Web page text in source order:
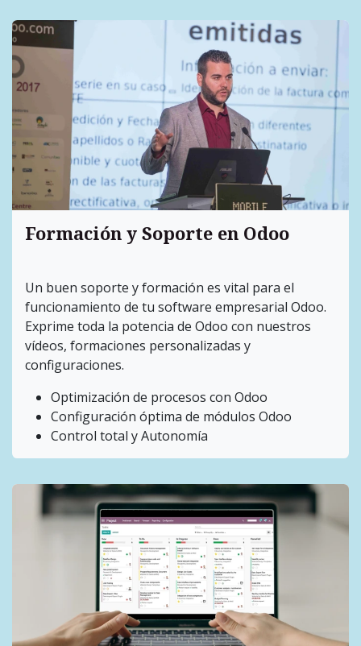
Formación y Soporte en Odoo
Un buen soporte y formación es vital para el
funcionamiento de tu software empresarial Odoo.
Exprime toda la potencia de Odoo con nuestros
vídeos, formaciones personalizadas y
configuraciones.
Optimización de procesos con Odoo
Configuración óptima de módulos Odoo
Control total y Autonomía